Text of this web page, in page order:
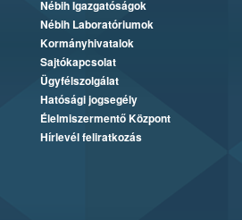
Nébih Igazgatóságok
Nébih Laboratóriumok
Kormányhivatalok
Sajtókapcsolat
Ügyfélszolgálat
Hatósági jogsegély
Élelmiszermentő Központ
Hírlevél feliratkozás